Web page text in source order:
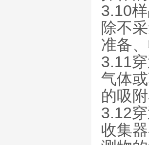
3.10
除不
准备
3.11
气体
的吸
3.12
收集